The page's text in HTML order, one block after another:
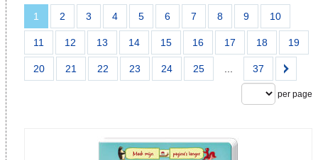
1 2 3 4 5 6 7 8 9 10
11 12 13 14 15 16 17 18 19
20 21 22 23 24 25 ... 37
per page